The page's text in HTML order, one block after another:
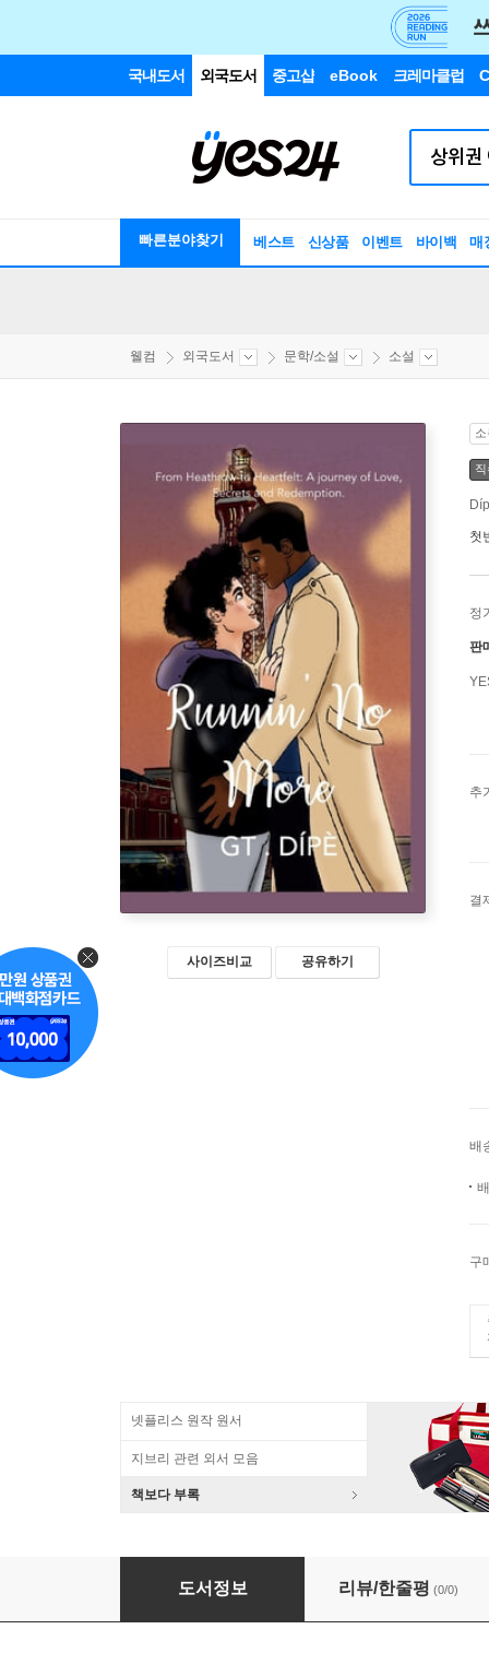
국내도서 외국도서 중고샵 eBook 크레마클럽
빠른분야찾기 베스트 신상품 이벤트 바이백 매
웰컴 외국도서 문학/소설 소설
사이즈비교 공유하기
첫
정
판
추
결
배
구
넷플리스 원작 원서
지브리 관련 외서 모음
책보다 부록
Runnin' No More
도서정보 리뷰/한줄평 (0/0)